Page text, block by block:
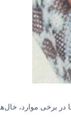
در برخی موارد،